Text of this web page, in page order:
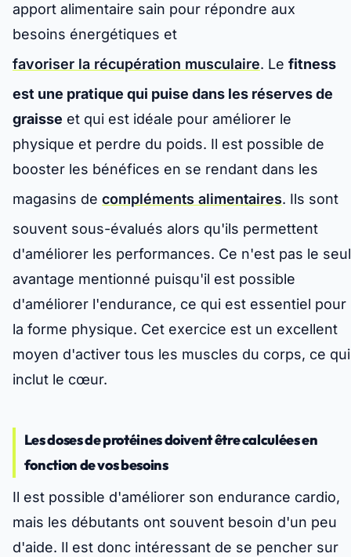
apport alimentaire sain pour répondre aux
besoins énergétiques et
favoriser la récupération musculaire. Le fitness
est une pratique qui puise dans les réserves de
graisse et qui est idéale pour améliorer le
physique et perdre du poids. Il est possible de
booster les bénéfices en se rendant dans les
magasins de compléments alimentaires. Ils sont
souvent sous-évalués alors qu'ils permettent
d'améliorer les performances. Ce n'est pas le seul
avantage mentionné puisqu'il est possible
d'améliorer l'endurance, ce qui est essentiel pour
la forme physique. Cet exercice est un excellent
moyen d'activer tous les muscles du corps, ce qui
inclut le cœur.
Les doses de protéines doivent être calculées en
fonction de vos besoins
Il est possible d'améliorer son endurance cardio,
mais les débutants ont souvent besoin d'un peu
d'aide. Il est donc intéressant de se pencher sur